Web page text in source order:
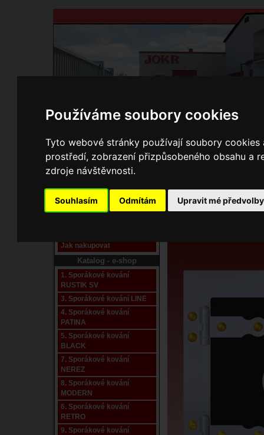
Používáme soubory cookies
Tyto webové stránky používají soubory
prostředí, zobrazení přizpůsobeného obsahu a
zdroje návštěvnosti.
Souhlasím Odmítám Upravit mé předvolby
Domů Kontakty Přihlášení Ke
Pracoviště laser
Nové pracoviště firmy
Jak nakupovat
Katalog - e-shop
1. Sporákové kování
RUSTIK SV
3. Sporákové kování LINE
4. Sporákové kování
PATINA
5. Sporákové kování
BLACK
7. Sporákové kování
NEREZ
8. Sporákové kování
MODERN
6. Sporákové kování
RETRO
9. Sporákové kování
E-shop JOKR